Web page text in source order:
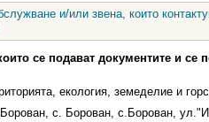
и/или звена, които
се подават документите и се
екология, земеделие и
с. Борован, с.Борован,